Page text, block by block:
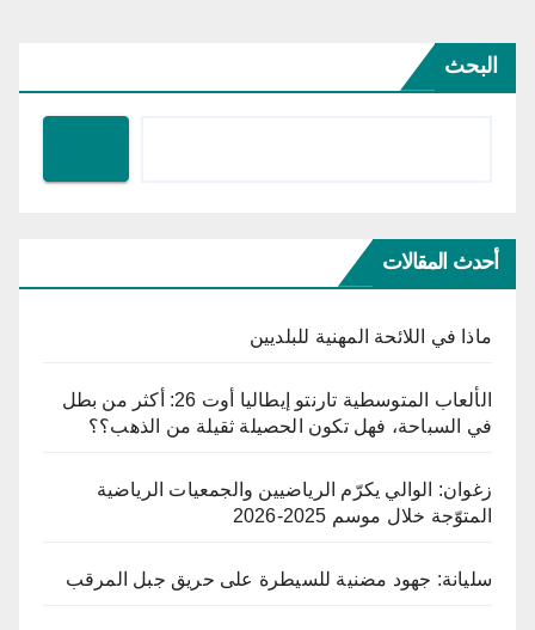
البحث
أحدث المقالات
ماذا في اللائحة المهنية للبلديين
الألعاب المتوسطية تارنتو إيطاليا أوت 26: أكثر من بطل
في السباحة، فهل تكون الحصيلة ثقيلة من الذهب؟؟
زغوان: الوالي يكرّم الرياضيين والجمعيات الرياضية
المتوّجة خلال موسم 2025-2026
سليانة: جهود مضنية للسيطرة على حريق جبل المرقب